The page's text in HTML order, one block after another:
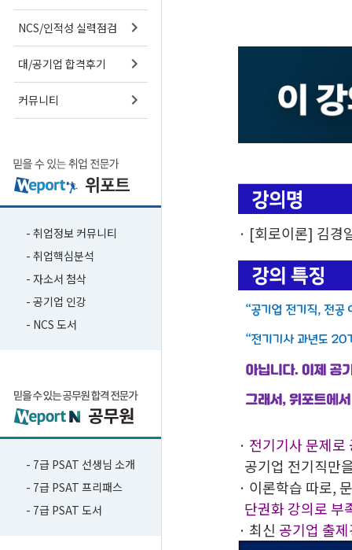
NCS/인적성 실력점검
대/공기업 합격후기
커뮤니티
- 취업정보 커뮤니티
- 취업핵심분석
- 자소서 첨삭
- 공기업 인강
- NCS 도서
- 7급 PSAT 선생님 소개
- 7급 PSAT 프리패스
- 7급 PSAT 도서
· [회로이론] 김경
· 전기기사 문제로
공기업 전기직만
· 이론학습 따로,
단권화 강의로 부
· 최신 공기업 출